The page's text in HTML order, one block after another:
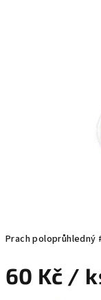
Prach poloprůhledný
60 Kč /